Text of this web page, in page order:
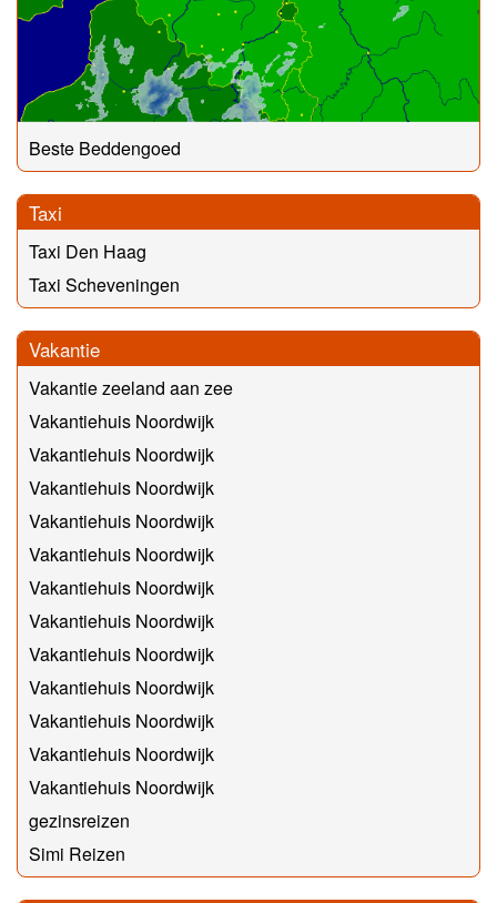
Beste Beddengoed
Taxi
Taxi Den Haag
Taxi Scheveningen
Vakantie
Vakantie zeeland aan zee
Vakantiehuis Noordwijk
Vakantiehuis Noordwijk
Vakantiehuis Noordwijk
Vakantiehuis Noordwijk
Vakantiehuis Noordwijk
Vakantiehuis Noordwijk
Vakantiehuis Noordwijk
Vakantiehuis Noordwijk
Vakantiehuis Noordwijk
Vakantiehuis Noordwijk
Vakantiehuis Noordwijk
Vakantiehuis Noordwijk
gezinsreizen
Simi Reizen